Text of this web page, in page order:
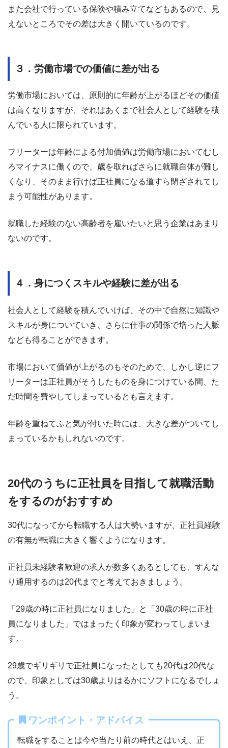
また会社で行っている保険や積み立てなどもあるので、見
えないところでその差は大きく開いているのです。
３．労働市場での価値に差が出る
労働市場においては、原則的に年齢が上がるほどその価値
は高くなりますが、それはあくまで社会人として経験を積
んでいる人に限られています。
フリーターは年齢による付加価値は労働市場においてむし
ろマイナスに働くので、歳を取ればさらに就職自体が難し
くなり、そのまま行けば正社員になる道すら閉ざされてし
まう可能性があります。
就職した経験のない高齢者を雇いたいと思う企業はあまり
ないのです。
４．身につくスキルや経験に差が出る
社会人として経験を積んでいけば、その中で自然に知識や
スキルが身についていき、さらに仕事の関係で培った人脈
なども得ることができます。
市場において価値が上がるのもそのためで、しかし逆にフ
リーターは正社員がそうしたものを身につけている間、た
だ時間を費やしてしまっているとも言えます。
年齢を重ねてふと気が付いた時には、大きな差がついてし
まっているかもしれないのです。
20代のうちに正社員を目指して就職活動
をするのがおすすめ
30代になってから転職する人は大勢いますが、正社員経験
の有無が転職に大きく響くようになります。
正社員未経験者歓迎の求人が数多くあるとしても、すんな
り通用するのは20代までと考えておきましょう。
「29歳の時に正社員になりました」と「30歳の時に正社
員になりました」ではまったく印象が変わってしまいま
す。
29歳でギリギリで正社員になったとしても20代は20代な
ので、印象としては30歳よりはるかにソフトになるでしょ
う。
ワンポイント・アドバイス
転職をすることは今や当たり前の時代とはいえ、正